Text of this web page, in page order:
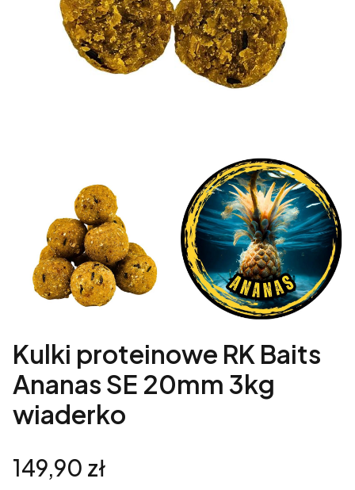
Kulki proteinowe RK Baits
Ananas SE 20mm 3kg
wiaderko
Cena
149,90 zł